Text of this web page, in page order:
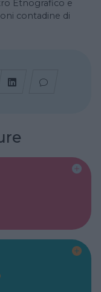
Etnografico e
contadine di